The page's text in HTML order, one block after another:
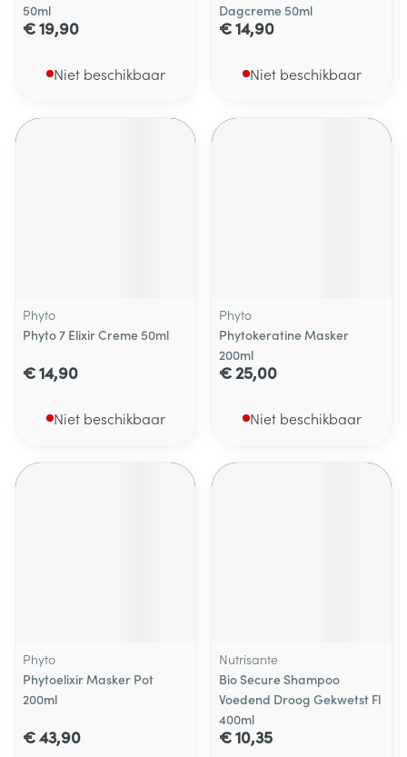
50ml
€ 19,90
Niet beschikbaar
Dagcreme 50ml
€ 14,90
Niet beschikbaar
Phyto
Phyto 7 Elixir Creme 50ml
€ 14,90
Niet beschikbaar
Phyto
Phytokeratine Masker
200ml
€ 25,00
Niet beschikbaar
Phyto
Phytoelixir Masker Pot
200ml
€ 43,90
Nutrisante
Bio Secure Shampoo
Voedend Droog Gekwetst Fl
400ml
€ 10,35